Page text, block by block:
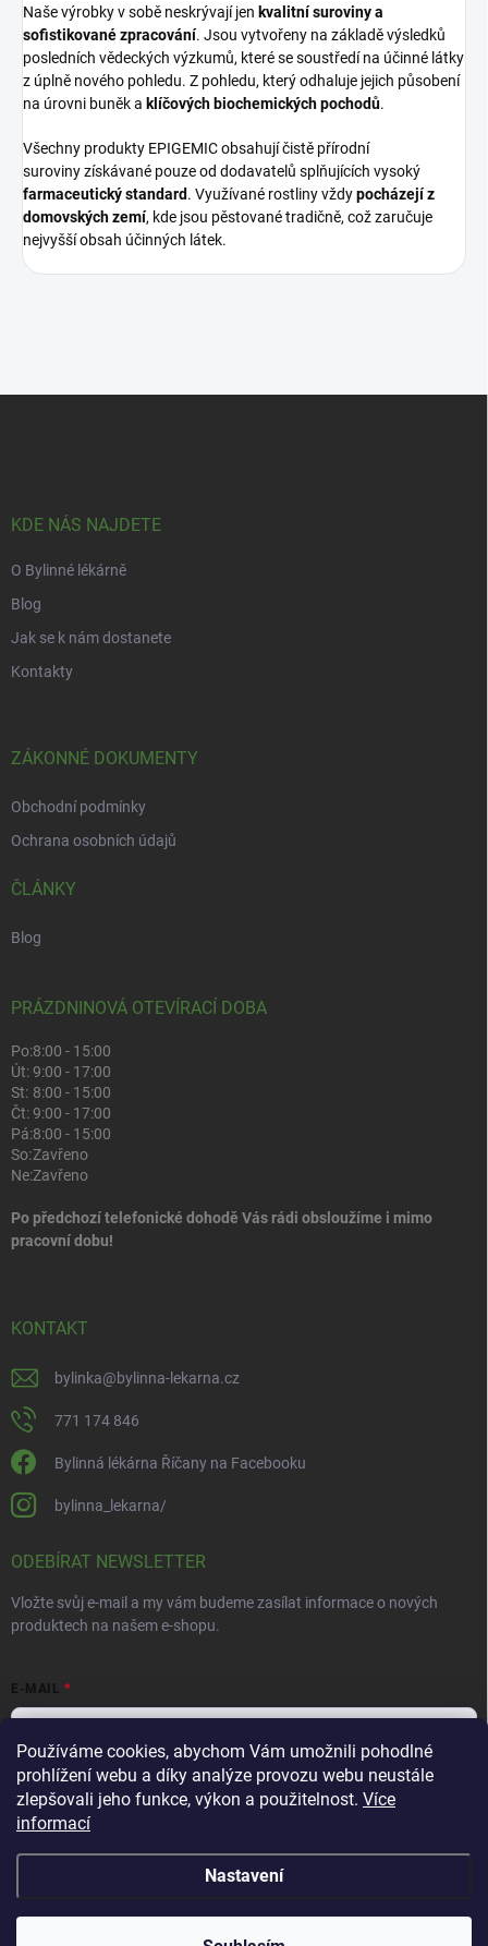
Používáme cookies, abychom Vám umožnili pohodlné
prohlížení webu a díky analýze provozu webu neustále
zlepšovali jeho funkce, výkon a použitelnost. Více
informací
Nastavení
Naše výrobky v sobě neskrývají jen kvalitní suroviny a
sofistikované zpracování. Jsou vytvořeny na základě výsledků
posledních vědeckých výzkumů, které se soustředí na účinné látky
z úplně nového pohledu. Z pohledu, který odhaluje jejich působení
na úrovni buněk a klíčových biochemických pochodů.
Všechny produkty EPIGEMIC obsahují čistě přírodní
suroviny získávané pouze od dodavatelů splňujících vysoký
farmaceutický standard. Využívané rostliny vždypocházejí z
domovských zemí, kde jsou pěstované tradičně, což zaručuje
nejvyšší obsah účinných látek.
KDE NÁS NAJDETE
O Bylinné lékárně
Blog
Jak se k nám dostanete
Kontakty
ZÁKONNÉ DOKUMENTY
Obchodní podmínky
Ochrana osobních údajů
ČLÁNKY
Blog
PRÁZDNINOVÁ OTEVÍRACÍ DOBA
Po:8:00 - 15:00
Út:9:00 - 17:00
St: 8:00 - 15:00
Čt:9:00 - 17:00
Pá:8:00 - 15:00
So:Zavřeno
Ne:Zavřeno
Po předchozí telefonické dohodě Vás rádi obsloužíme i mimo
pracovní dobu!
KONTAKT
bylinka@bylinna-lekarna.cz
771 174 846
Bylinná lékárna Říčany na Facebooku
bylinna_lekarna/
ODEBÍRAT NEWSLETTER
Vložte svůj e-mail a my vám budeme zasílat informace o nových
produktech na našem e-shopu.
E-MAIL
Vložením e-mailu souhlasíte spodmínkami ochrany osobních údajů
Přihlásit se
Bylinná lékárna . Všechna práva vyhrazena.